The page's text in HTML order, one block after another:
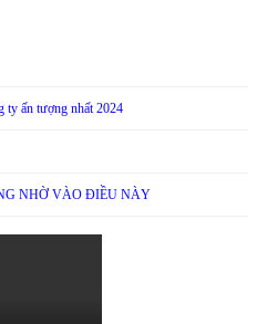
ty ấn tượng nhất 2024
NHỜ VÀO ĐIỀU NÀY